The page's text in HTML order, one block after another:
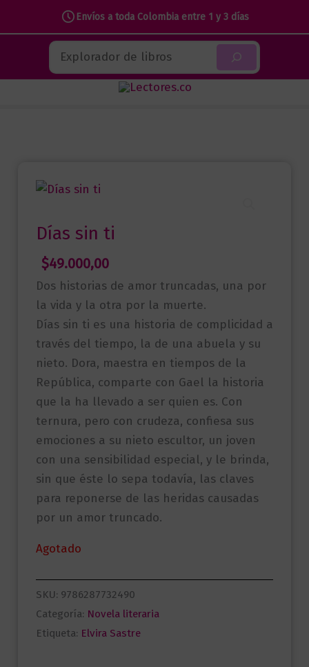
Envíos a toda Colombia entre 1 y 3 días
contenido
Buscar
Días sin ti
$49.000,00
Dos historias de amor truncadas, una por
la vida y la otra por la muerte.
Días sin ti es una historia de complicidad a
través del tiempo, la de una abuela y su
nieto. Dora, maestra en tiempos de la
República, comparte con Gael la historia
que la ha llevado a ser quien es. Con
ternura, pero con crudeza, confiesa sus
emociones a su nieto escultor, un joven
con una sensibilidad especial, y le brinda,
sin que éste lo sepa todavía, las claves
para reponerse de las heridas causadas
por un amor truncado.
Agotado
SKU: 9786287732490
Categoría: Novela literaria
Etiqueta: Elvira Sastre